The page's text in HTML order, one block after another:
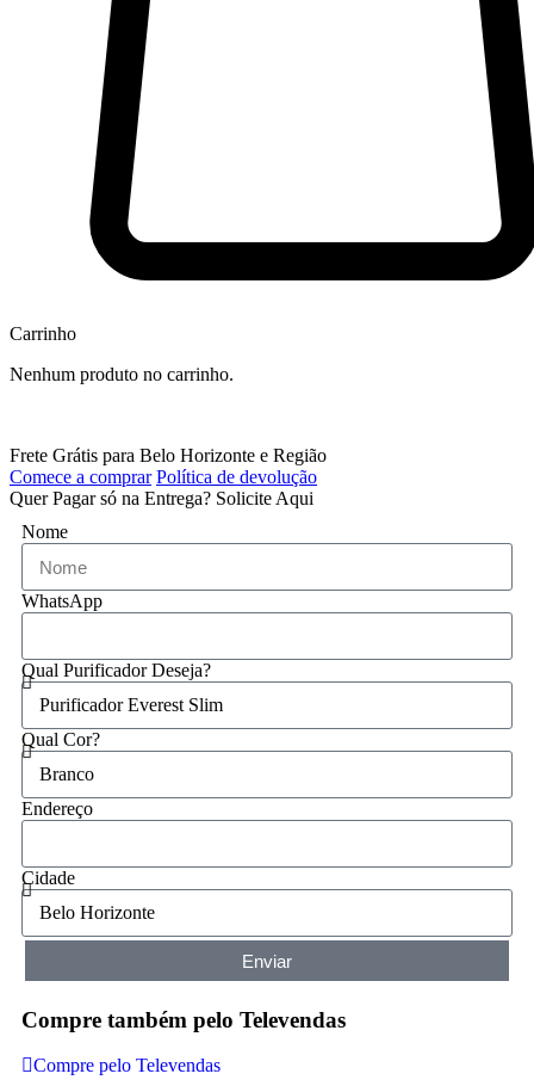
Carrinho
Nenhum produto no carrinho.
Frete Grátis para Belo Horizonte e Região
Comece a comprar Política de devolução
Quer Pagar só na Entrega? Solicite Aqui
Nome
WhatsApp
Qual Purificador Deseja?
Qual Cor?
Endereço
Cidade
Enviar
Compre também pelo Televendas
Compre pelo Televendas